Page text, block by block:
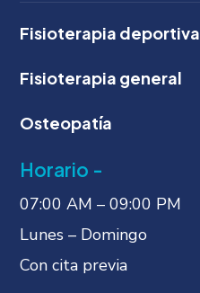
Fisioterapia deportiva
Fisioterapia general
Osteopatía
Horario -
07:00 AM – 09:00 PM
Lunes – Domingo
Con cita previa